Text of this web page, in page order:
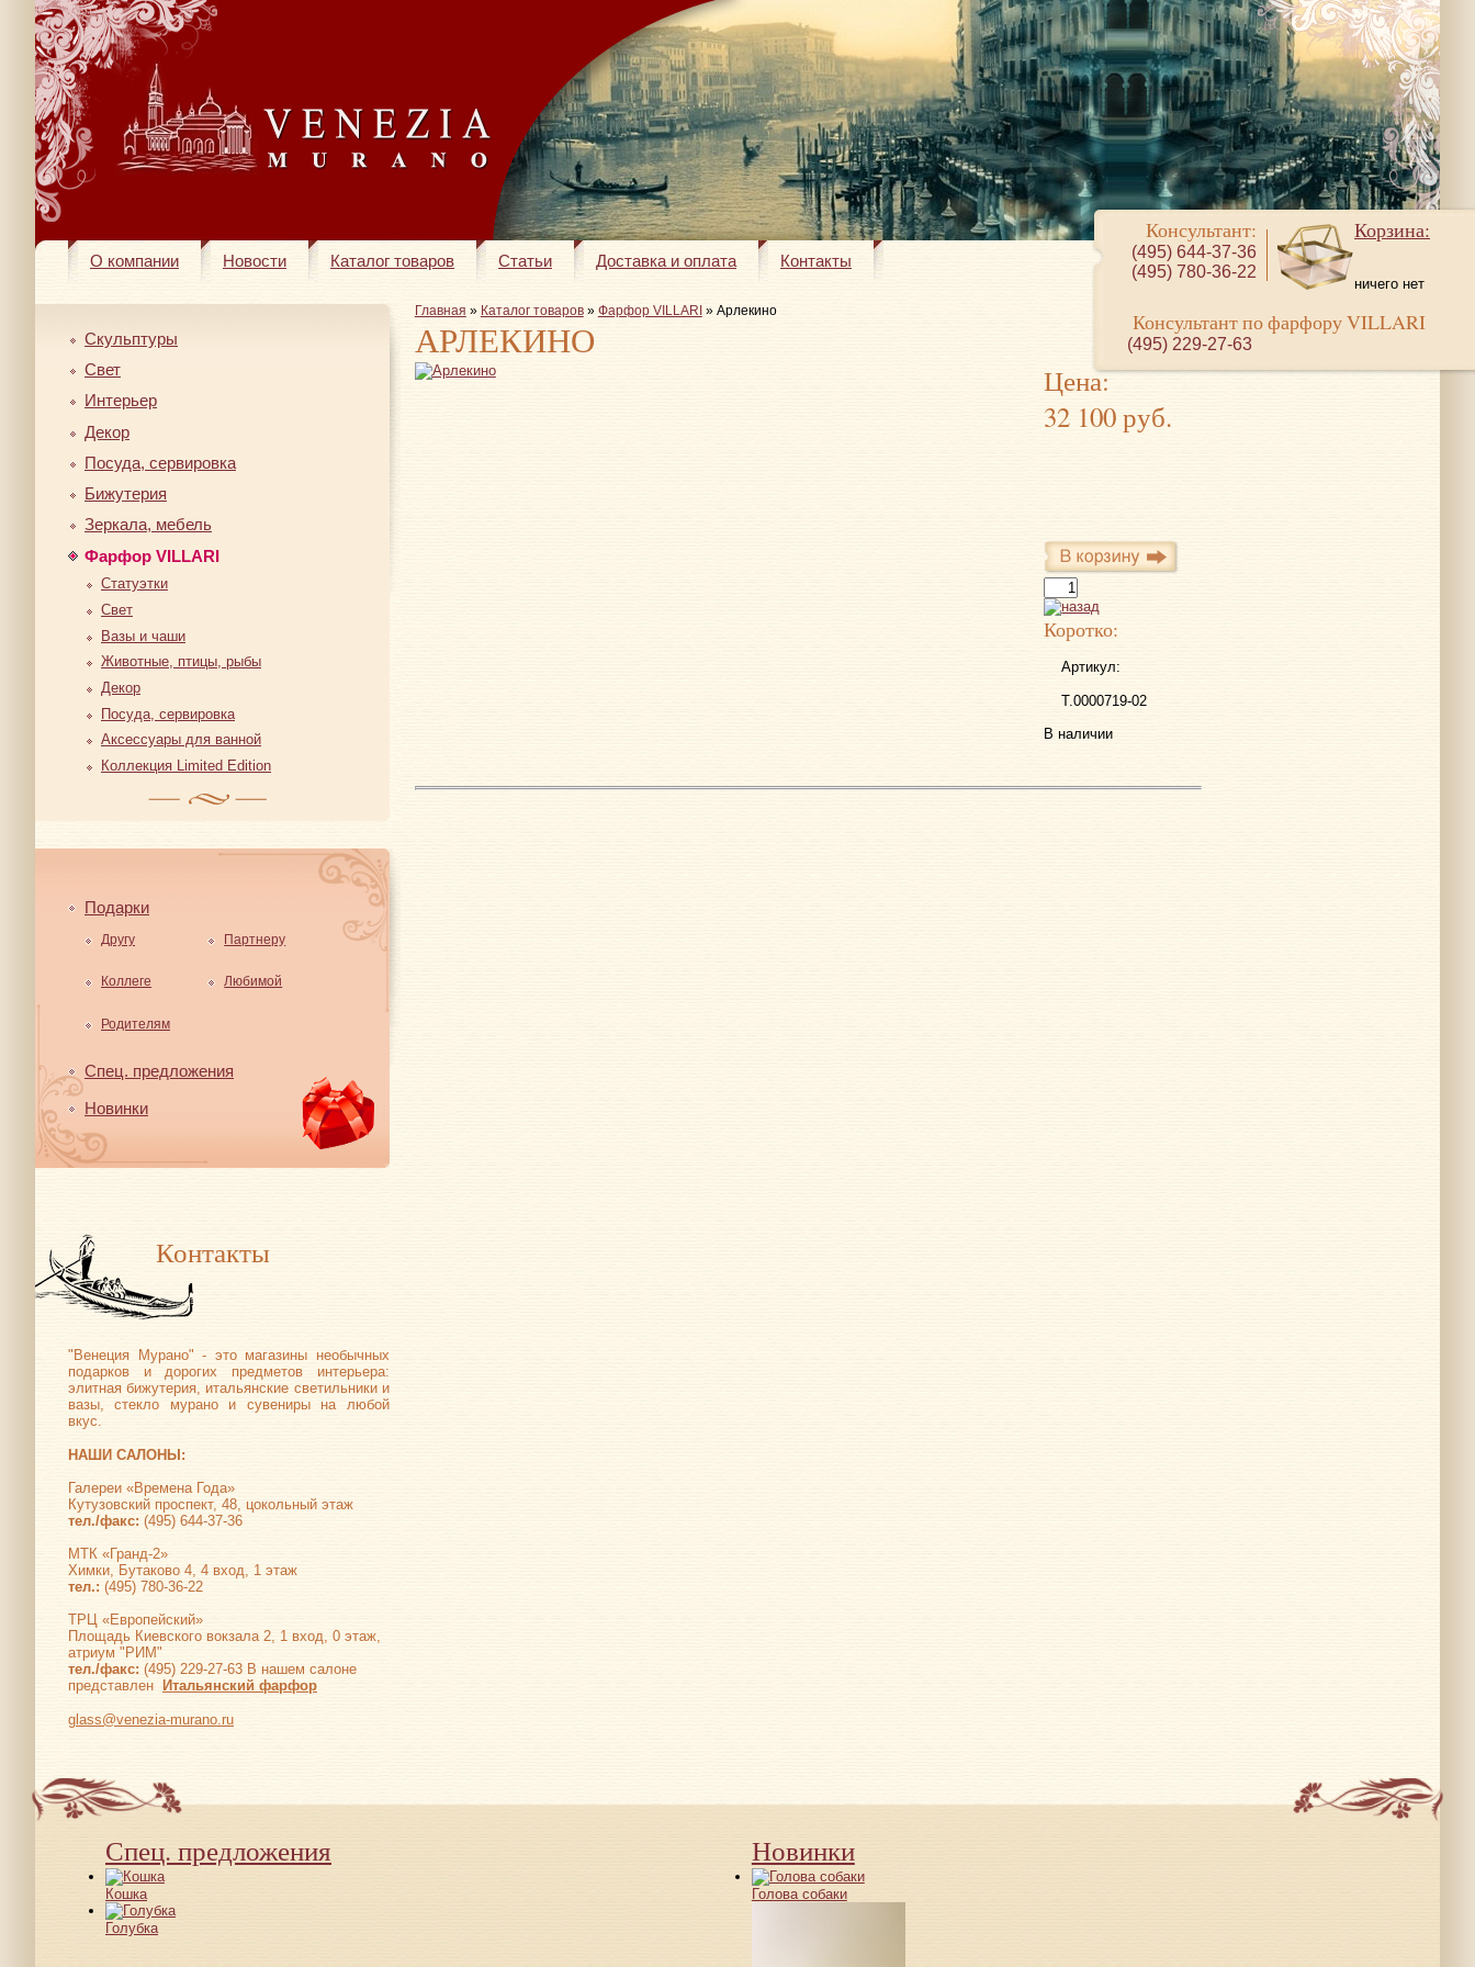
О компании Новости Каталог товаров Статьи Доставка и оплата Контакты
Консультант:
(495) 644-37-36
(495) 780-36-22
Корзина:
ничего нет
Консультант по фарфору VILLARI
(495) 229-27-63
Скульптуры
Свет
Интерьер
Декор
Посуда, сервировка
Бижутерия
Зеркала, мебель
Фарфор VILLARI
Статуэтки
Свет
Вазы и чаши
Животные, птицы, рыбы
Декор
Посуда, сервировка
Аксессуары для ванной
Коллекция Limited Edition
Подарки
Другу Партнеру
Коллеге Любимой
Родителям
Спец. предложения
Новинки
Контакты
"Венеция Мурано" - это магазины необычных
подарков и дорогих предметов интерьера:
элитная бижутерия, итальянские светильники и
вазы, стекло мурано и сувениры на любой
вкус.
НАШИ САЛОНЫ:
Галереи «Времена Года»
Кутузовский проспект, 48, цокольный этаж
тел./факс: (495) 644-37-36
МТК «Гранд-2»
Химки, Бутаково 4, 4 вход, 1 этаж
тел.: (495) 780-36-22
ТРЦ «Европейский»
Площадь Киевского вокзала 2, 1 вход, 0 этаж,
атриум "РИМ"
тел./факс: (495) 229-27-63 В нашем салоне
представлен
Итальянский фарфор
glass@venezia-murano.ru
Главная » Каталог товаров» Фарфор VILLARI » Арлекино
АРЛЕКИНО
Цена:
32 100 руб.
Коротко:
Артикул:
Т.0000719-02
В наличии
Спец. предложения
Кошка
Голубка
Новинки
Голова собаки